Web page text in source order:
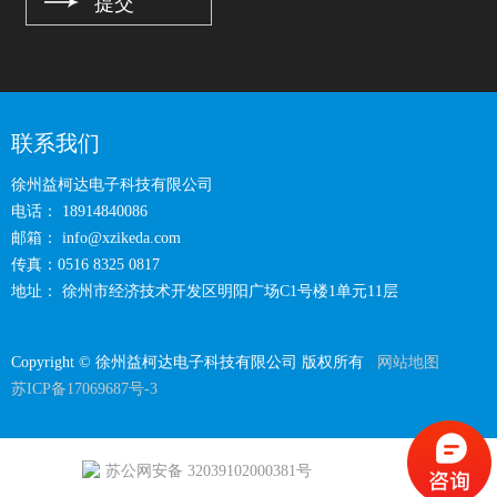
联系我们
徐州益柯达电子科技有限公司
电话： 18914840086
邮箱：
info@xzikeda.com
传真：0516 8325 0817
地址： 徐州市经济技术开发区明阳广场C1号楼1单元11层
Copyright © 徐州益柯达电子科技有限公司 版权所有
网站地图
苏ICP备17069687号-3
苏公网安备 32039102000381号